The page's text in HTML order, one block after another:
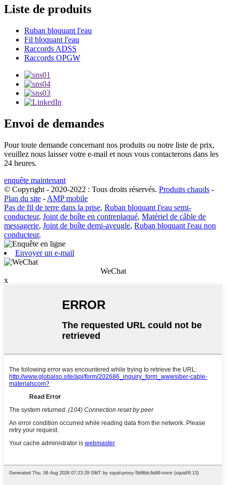
Liste de produits
Ruban bloquant l'eau
Fil bloquant l'eau
Raccords ADSS
Raccords OPGW
Envoi de demandes
Pour toute demande concernant nos produits ou notre liste de prix,
veuillez nous laisser votre e-mail et nous vous contacterons dans les
24 heures.
enquête maintenant
© Copyright - 2020-2022 : Tous droits réservés. Produits chauds -
Plan du site - AMP mobile
Pas de fil de terre dans la prise, Ruban bloquant l'eau semi-
conducteur, Joint de boîte en contreplaqué, Matériel de câble de
messagerie, Joint de boîte demi-aveugle, Ruban bloquant l'eau non
conducteur,
Envoyer un e-mail
WeChat
x